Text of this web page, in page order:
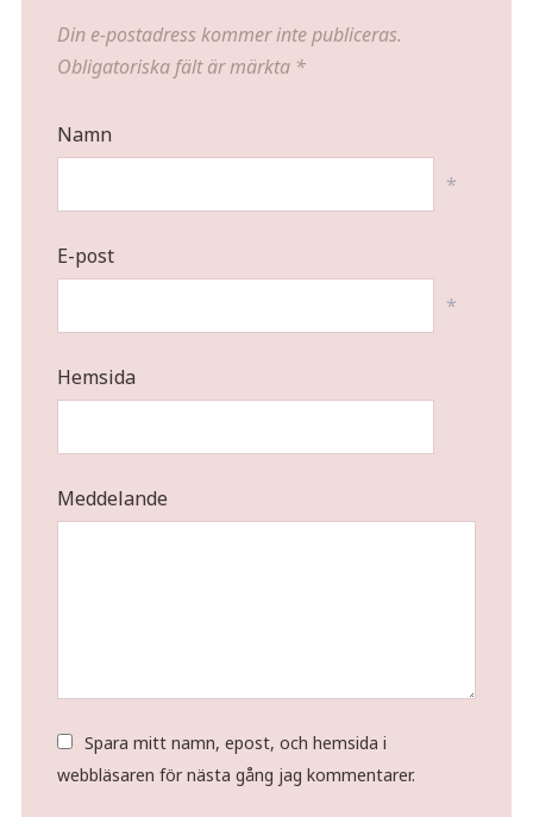
Din e-postadress kommer inte publiceras.
Obligatoriska fält är märkta *
Namn
*
E-post
*
Hemsida
Meddelande
Spara mitt namn, epost, och hemsida i
webbläsaren för nästa gång jag kommentarer.